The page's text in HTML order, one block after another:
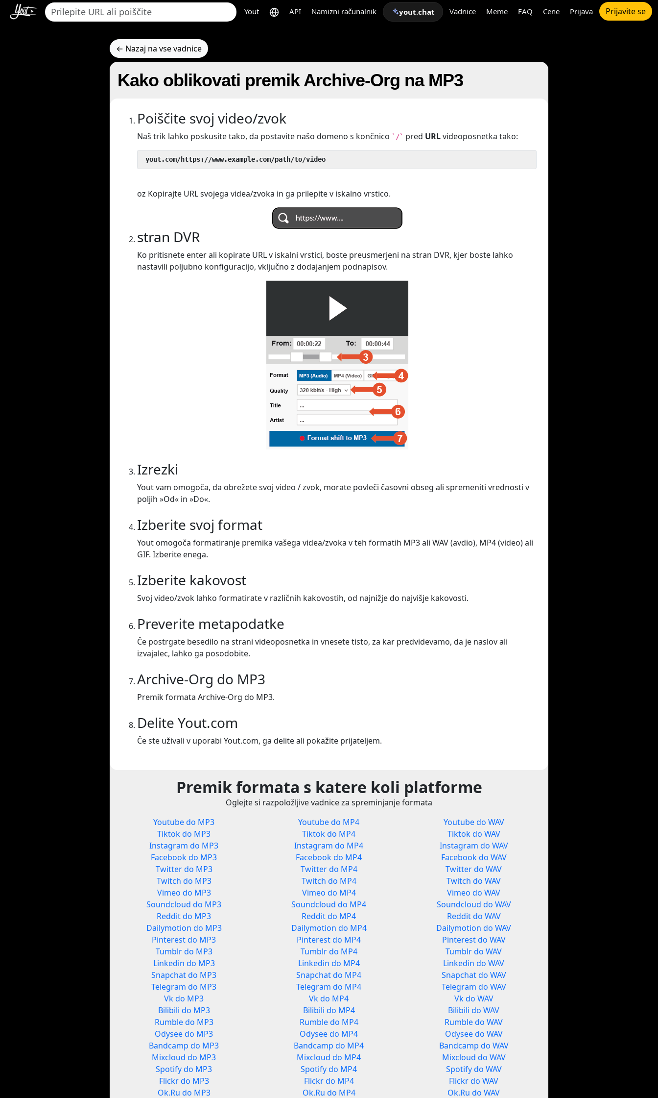
Yout API Namizni računalnik yout.chat Vadnice Meme FAQ Cene Prijava Prijavite se
← Nazaj na vse vadnice
Kako oblikovati premik Archive-Org na MP3
Poiščite svoj video/zvok
Naš trik lahko poskusite tako, da postavite našo domeno s končnico `/` pred URLvideoposnetka tako:
yout.com/https://www.example.com/path/to/video
oz Kopirajte URL svojega videa/zvoka in ga prilepite v iskalno vrstico.
stran DVR
Ko pritisnete enter ali kopirate URL v iskalni vrstici, boste preusmerjeni na stran DVR, kjer boste lahko
nastavili poljubno konfiguracijo, vključno z dodajanjem podnapisov.
Izrezki
Yout vam omogoča, da obrežete svoj video / zvok, morate povleči časovni obseg ali spremeniti vrednosti v
poljih »Od« in »Do«.
Izberite svoj format
Yout omogoča formatiranje premika vašega videa/zvoka v teh formatih MP3 ali WAV (avdio), MP4 (video) ali
GIF. Izberite enega.
Izberite kakovost
Svoj video/zvok lahko formatirate v različnih kakovostih, od najnižje do najvišje kakovosti.
Preverite metapodatke
Če postrgate besedilo na strani videoposnetka in vnesete tisto, za kar predvidevamo, da je naslov ali
izvajalec, lahko ga posodobite.
Archive-Org do MP3
Premik formata Archive-Org do MP3.
Delite Yout.com
Če ste uživali v uporabi Yout.com, ga delite ali pokažite prijateljem.
Premik formata s katere koli platforme
Oglejte si razpoložljive vadnice za spreminjanje formata
Youtube do MP3
Tiktok do MP3
Instagram do MP3
Facebook do MP3
Twitter do MP3
Twitch do MP3
Vimeo do MP3
Soundcloud do MP3
Reddit do MP3
Dailymotion do MP3
Pinterest do MP3
Tumblr do MP3
Linkedin do MP3
Snapchat do MP3
Telegram do MP3
Vk do MP3
Bilibili do MP3
Rumble do MP3
Odysee do MP3
Bandcamp do MP3
Mixcloud do MP3
Spotify do MP3
Flickr do MP3
Ok.Ru do MP3
Youtube do MP4
Tiktok do MP4
Instagram do MP4
Facebook do MP4
Twitter do MP4
Twitch do MP4
Vimeo do MP4
Soundcloud do MP4
Reddit do MP4
Dailymotion do MP4
Pinterest do MP4
Tumblr do MP4
Linkedin do MP4
Snapchat do MP4
Telegram do MP4
Vk do MP4
Bilibili do MP4
Rumble do MP4
Odysee do MP4
Bandcamp do MP4
Mixcloud do MP4
Spotify do MP4
Flickr do MP4
Ok.Ru do MP4
Youtube do WAV
Tiktok do WAV
Instagram do WAV
Facebook do WAV
Twitter do WAV
Twitch do WAV
Vimeo do WAV
Soundcloud do WAV
Reddit do WAV
Dailymotion do WAV
Pinterest do WAV
Tumblr do WAV
Linkedin do WAV
Snapchat do WAV
Telegram do WAV
Vk do WAV
Bilibili do WAV
Rumble do WAV
Odysee do WAV
Bandcamp do WAV
Mixcloud do WAV
Spotify do WAV
Flickr do WAV
Ok.Ru do WAV